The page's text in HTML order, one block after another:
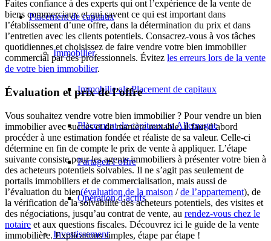
Placement de capitaux
Immobilier
Immobilie als Placement de capitaux
Placement de capitaux en Allemagne
Partagez l’offre
Opération d’actifs
Investissement
Faites confiance à des experts qui ont l’expérience de la vente de
biens commerciaux et qui savent ce qui est important dans
l’établissement d’une offre, dans la détermination du prix et dans
l’entretien avec les clients potentiels. Consacrez-vous à vos tâches
quotidiennes et choisissez de faire vendre votre bien immobilier
commercial par des professionnels. Évitez les erreurs lors de la vente
de votre bien immobilier.
Évaluation et prix de l’offre
Vous souhaitez vendre votre bien immobilier ? Pour vendre un bien
immobilier avec succès et de manière rentable, il faut d’abord
procéder à une estimation fondée et réaliste de sa valeur. Celle-ci
détermine en fin de compte le prix de vente à appliquer. L’étape
suivante consiste pour les agents immobiliers à présenter votre bien à
des acheteurs potentiels solvables. Il ne s’agit pas seulement de
portails immobiliers et de commercialisation, mais aussi de
l’évaluation du bien(évaluation de la maison /de l’appartement), de
la vérification de la solvabilité des acheteurs potentiels, des visites et
des négociations, jusqu’au contrat de vente, au rendez-vous chez le
notaire et aux questions fiscales. Découvrez ici le guide de la vente
immobilière. Explications simples, étape par étape !